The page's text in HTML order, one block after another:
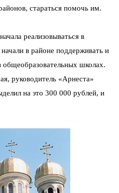
стараться помочь им.
реализовываться в
в районе поддерживать и
общеобразовательных школах.
руководитель «Арнеста»
на это 300 000 рублей, и